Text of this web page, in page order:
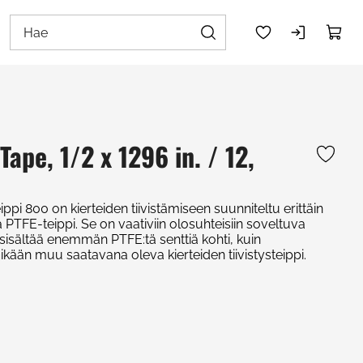
1/2 x 1296 in. / 12,
800 on kierteiden tiivistämiseen suunniteltu erittäin
teippi. Se on vaativiin olosuhteisiin soveltuva
enemmän PTFE:tä senttiä kohti, kuin
muu saatavana oleva kierteiden tiivistysteippi.